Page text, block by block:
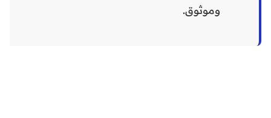
وموثوق.